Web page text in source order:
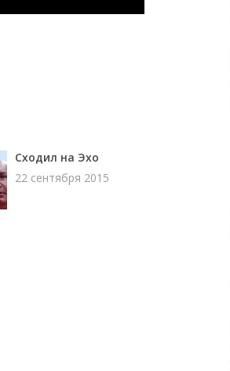
Сходил на Эхо
22 сентября 2015